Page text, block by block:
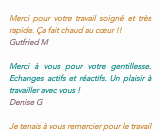
Merci pour votre travail soigné et très
rapide. Ça fait chaud au cœur !!
Gutfried M
Merci à vous pour votre gentillesse.
Echanges actifs et réactifs. Un plaisir à
travailler avec vous !
Denise G
Je tenais à vous remercier pour le travail